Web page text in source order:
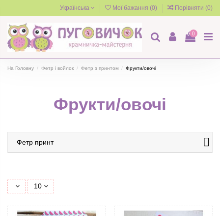
Українська Мої бажання (0) Порівняти (0)
0
На Головну Фетр і войлок Фетр з принтом Фрукти/овочі
Фрукти/овочі
10
Фетр принт